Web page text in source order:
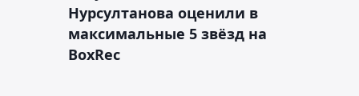
Нурсултанова оценили в
максимальные 5 звёзд на
BoxRec